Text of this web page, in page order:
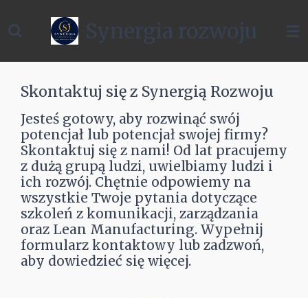
do
Synergia rozwoju
Skontaktuj się z Synergią Rozwoju
Jesteś gotowy, aby rozwinąć swój
potencjał lub potencjał swojej firmy?
Skontaktuj się z nami! Od lat pracujemy
z dużą grupą ludzi, uwielbiamy ludzi i
ich rozwój. Chętnie odpowiemy na
wszystkie Twoje pytania dotyczące
szkoleń z komunikacji, zarządzania
oraz Lean Manufacturing. Wypełnij
formularz kontaktowy lub zadzwoń,
aby dowiedzieć się więcej.